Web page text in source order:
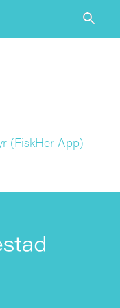
(FiskHer App)